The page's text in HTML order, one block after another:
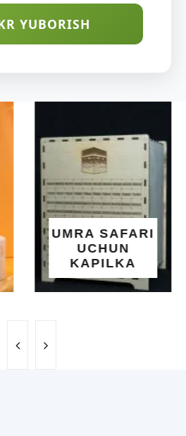
YUBORISH
INTEX EASY
SET BASSEYN
| 183X51 SM |
OSON
O'RNATILUVCHI
YOZGI
SALQINLIK VA
MAROQ